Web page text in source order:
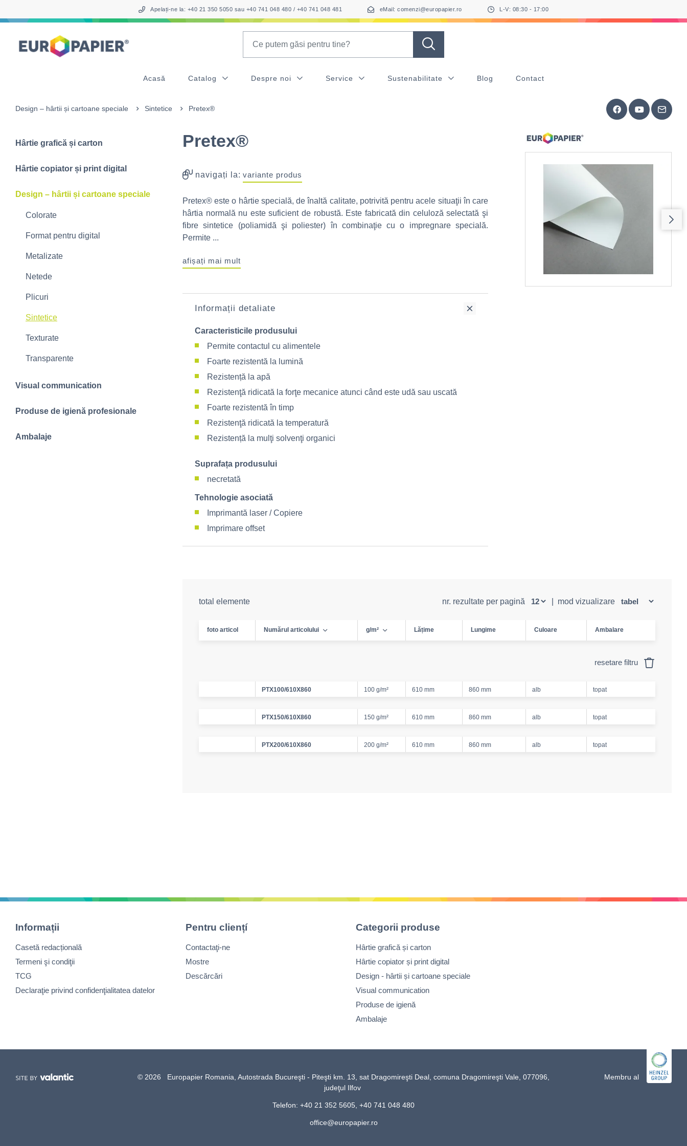
Apelați-ne la: +40 21 350 5050 sau +40 741 048 480 / +40 741 048 481 eMail: comenzi@europapier.ro L-V: 08:30 - 17:00
Acasă Catalog Despre noi Service Sustenabilitate Blog Contact
Design – hârtii și cartoane speciale Sintetice Pretex®
Hârtie grafică și carton
Hârtie copiator și print digital
Design – hârtii și cartoane speciale
Colorate
Format pentru digital
Metalizate
Netede
Plicuri
Sintetice
Texturate
Transparente
Visual communication
Produse de igienă profesionale
Ambalaje
Pretex®
navigați la: variante produs
Pretex® este o hârtie specială, de înaltă calitate, potrivită pentru acele situaţii în care
hârtia normală nu este suficient de robustă. Este fabricată din celuloză selectată şi
fibre sintetice (poliamidă şi poliester) în combinaţie cu o impregnare specială.
Permite ...
afișați mai mult
Informații detaliate
Caracteristicile produsului
Permite contactul cu alimentele
Foarte rezistentă la lumină
Rezistență la apă
Rezistenţă ridicată la forţe mecanice atunci când este udă sau uscată
Foarte rezistentă în timp
Rezistenţă ridicată la temperatură
Rezistență la mulţi solvenţi organici
Suprafața produsului
necretată
Tehnologie asociată
Imprimantă laser / Copiere
Imprimare offset
total elemente nr. rezultate per pagină mod vizualizare
foto articol Numărul articolului g/m² Lățime Lungime Culoare Ambalare
resetare filtru
PTX100/610X860 100 g/m² 610 mm 860 mm alb topat
PTX150/610X860 150 g/m² 610 mm 860 mm alb topat
PTX200/610X860 200 g/m² 610 mm 860 mm alb topat
Informații
Casetă redacțională
Termeni şi condiţii
TCG
Declaraţie privind confidenţialitatea datelor
Pentru cliențí
Contactaţi-ne
Mostre
Descărcări
Categorii produse
Hârtie grafică și carton
Hârtie copiator și print digital
Design - hârtii și cartoane speciale
Visual communication
Produse de igienă
Ambalaje
© 2026 Europapier Romania, Autostrada Bucureşti - Piteşti km. 13, sat Dragomireşti Deal, comuna Dragomireşti Vale, 077096,
judeţul Ilfov
Telefon: +40 21 352 5605, +40 741 048 480
office@europapier.ro
Membru al